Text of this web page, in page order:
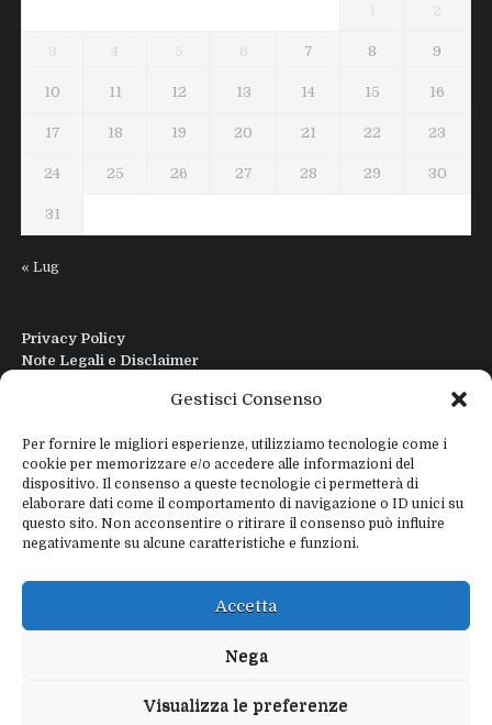
Gestisci Consenso
Per fornire le migliori esperienze, utilizziamo tecnologie come i
cookie per memorizzare e/o accedere alle informazioni del
dispositivo. Il consenso a queste tecnologie ci permetterà di
elaborare dati come il comportamento di navigazione o ID unici su
questo sito. Non acconsentire o ritirare il consenso può influire
negativamente su alcune caratteristiche e funzioni.
Accetta
Nega
Visualizza le preferenze
1 2
3 4 5 6 7 8 9
10 11 12 13 14 15 16
17 18 19 20 21 22 23
24 25 26 27 28 29 30
31
« Lug
Privacy Policy
Note Legali e Disclaimer